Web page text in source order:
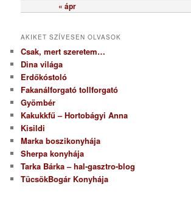
« ápr
AKIKET SZÍVESEN OLVASOK
Csak, mert szeretem…
Dina világa
Erdőkóstoló
Fakanálforgató tollforgató
Gyömbér
Kakukkfű – Hortobágyi Anna
Kisildi
Marka boszikonyhája
Sherpa konyhája
Tarka Bárka – hal-gasztro-blog
TücsökBogár Konyhája